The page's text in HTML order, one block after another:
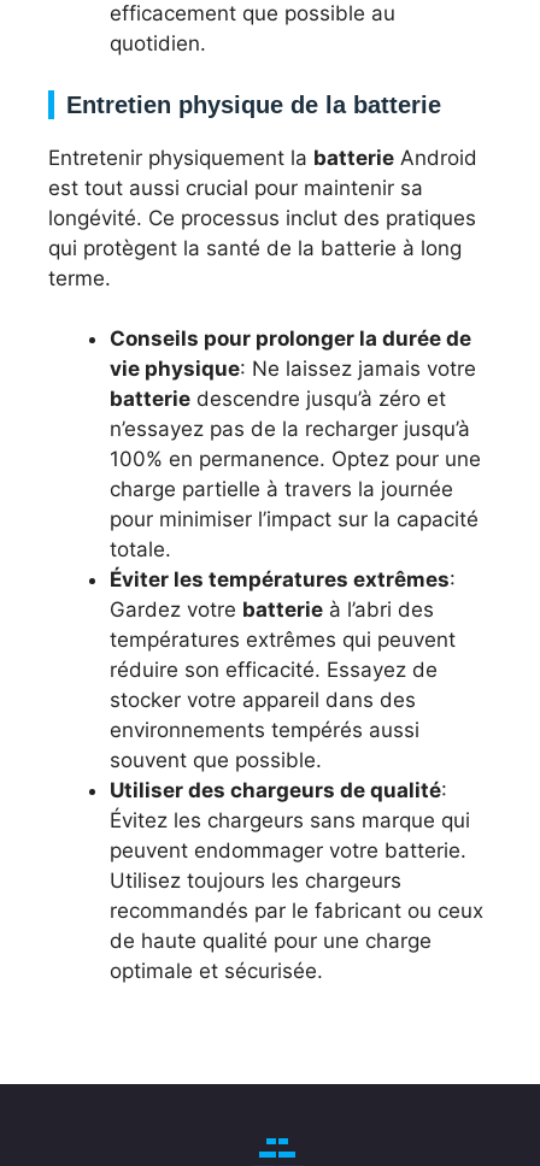
efficacement que possible au
quotidien.
Entretien physique de la batterie
Entretenir physiquement la batterie Android
est tout aussi crucial pour maintenir sa
longévité. Ce processus inclut des pratiques
qui protègent la santé de la batterie à long
terme.
Conseils pour prolonger la durée de
vie physique: Ne laissez jamais votre
batterie descendre jusqu’à zéro et
n’essayez pas de la recharger jusqu’à
100% en permanence. Optez pour une
charge partielle à travers la journée
pour minimiser l’impact sur la capacité
totale.
Éviter les températures extrêmes:
Gardez votre batterie à l’abri des
températures extrêmes qui peuvent
réduire son efficacité. Essayez de
stocker votre appareil dans des
environnements tempérés aussi
souvent que possible.
Utiliser des chargeurs de qualité:
Évitez les chargeurs sans marque qui
peuvent endommager votre batterie.
Utilisez toujours les chargeurs
recommandés par le fabricant ou ceux
de haute qualité pour une charge
optimale et sécurisée.